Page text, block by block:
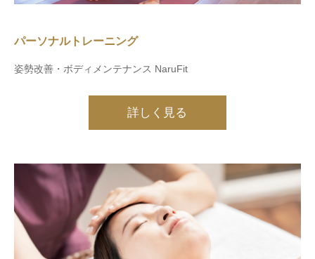
パーソナルトレーニング
姿勢改善・ボディメンテナンス NaruFit
詳しく見る